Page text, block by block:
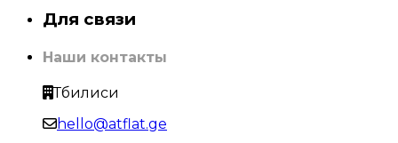
Для связи
Наши контакты
Тбилиси
hello@atflat.ge